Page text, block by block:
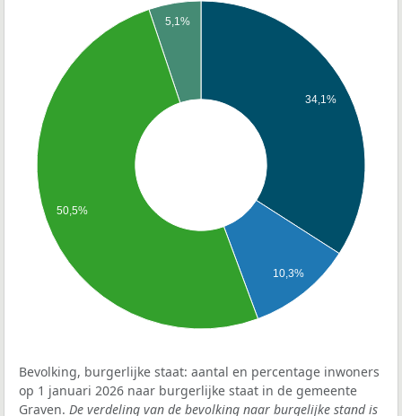
34,1%
10,3%
5,1%
50,5%
Bevolking, burgerlijke staat: aantal en percentage inwoners
op 1 januari 2026 naar burgerlijke staat in de gemeente
Graven. De verdeling van de bevolking naar burgelijke stand is